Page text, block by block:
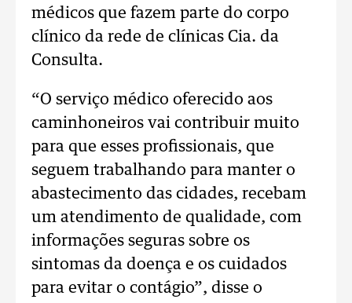
médicos que fazem parte do corpo
clínico da rede de clínicas Cia. da
Consulta.
“O serviço médico oferecido aos
caminhoneiros vai contribuir muito
para que esses profissionais, que
seguem trabalhando para manter o
abastecimento das cidades, recebam
um atendimento de qualidade, com
informações seguras sobre os
sintomas da doença e os cuidados
para evitar o contágio”, disse o